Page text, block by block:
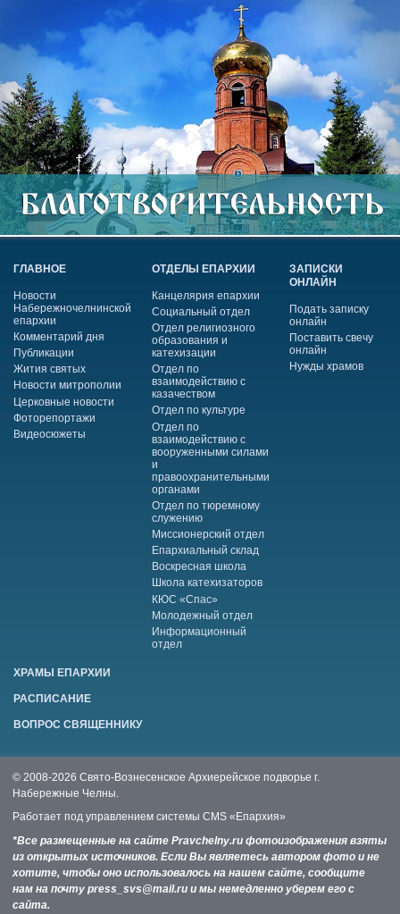
ГЛАВНОЕ
Новости
Набережночелнинской
епархии
Комментарий дня
Публикации
Жития святых
Новости митрополии
Церковные новости
Фоторепортажи
Видеосюжеты
ОТДЕЛЫ ЕПАРХИИ
Канцелярия епархии
Социальный отдел
Отдел религиозного
образования и
катехизации
Отдел по
взаимодействию с
казачеством
Отдел по культуре
Отдел по
взаимодействию с
вооруженными силами
и
правоохранительными
органами
Отдел по тюремному
служению
Миссионерский отдел
Епархиальный склад
Воскресная школа
Школа катехизаторов
КЮС «Спас»
Молодежный отдел
Информационный
отдел
ЗАПИСКИ
ОНЛАЙН
Подать записку
онлайн
Поставить свечу
онлайн
Нужды храмов
ХРАМЫ ЕПАРХИИ
РАСПИСАНИЕ
ВОПРОС СВЯЩЕННИКУ
© 2008-2026 Свято-Вознесенское Архиерейское подворье г.
Набережные Челны.
Работает под управлением системы CMS «Епархия»
*Все размещенные на сайте Pravchelny.ru фотоизображения взяты
из открытых источников. Если Вы являетесь автором фото и не
хотите, чтобы оно использовалось на нашем сайте, сообщите
нам на почту press_svs@mail.ru и мы немедленно уберем его с
сайта.